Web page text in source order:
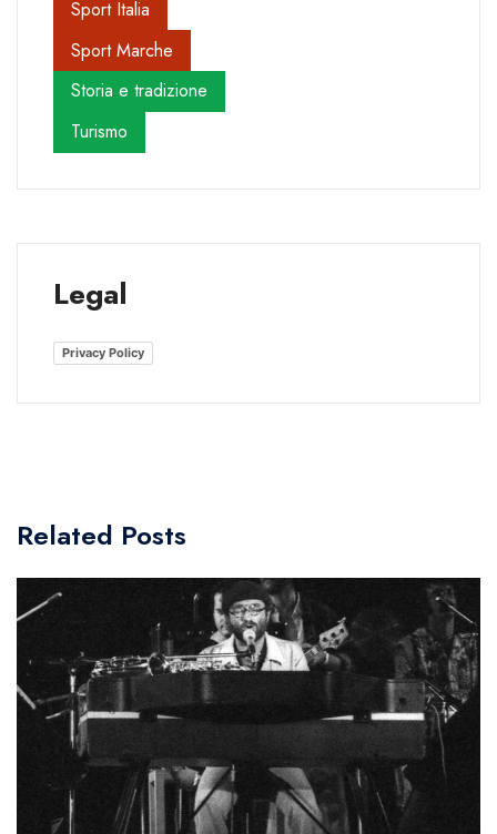
Sport Italia
Sport Marche
Storia e tradizione
Turismo
Legal
Privacy Policy
Related Posts